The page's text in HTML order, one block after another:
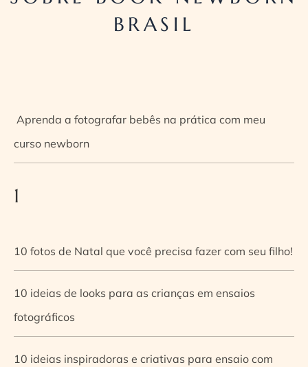
BRASIL
Aprenda a fotografar bebês na prática com meu
curso newborn
1
10 fotos de Natal que você precisa fazer com seu filho!
10 ideias de looks para as crianças em ensaios
fotográficos
10 ideias inspiradoras e criativas para ensaio com